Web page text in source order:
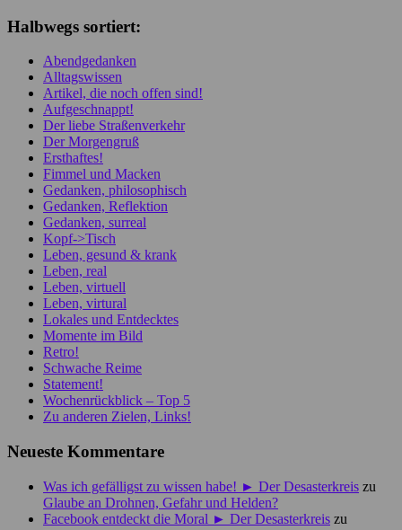
Halbwegs sortiert:
Abendgedanken
Alltagswissen
Artikel, die noch offen sind!
Aufgeschnappt!
Der liebe Straßenverkehr
Der Morgengruß
Ersthaftes!
Fimmel und Macken
Gedanken, philosophisch
Gedanken, Reflektion
Gedanken, surreal
Kopf->Tisch
Leben, gesund & krank
Leben, real
Leben, virtuell
Leben, virtural
Lokales und Entdecktes
Momente im Bild
Retro!
Schwache Reime
Statement!
Wochenrückblick – Top 5
Zu anderen Zielen, Links!
Neueste Kommentare
Was ich gefälligst zu wissen habe! ► Der Desasterkreis zu
Glaube an Drohnen, Gefahr und Helden?
Facebook entdeckt die Moral ► Der Desasterkreis zu